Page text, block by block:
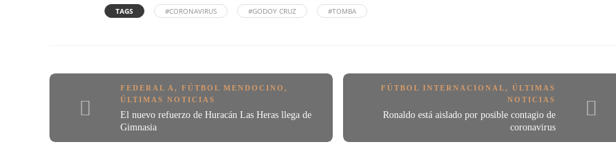
TAGS #CORONAVIRUS #GODOY CRUZ #TOMBA
FEDERAL A,FÚTBOL MENDOCINO,
ÚLTIMAS NOTICIAS
El nuevo refuerzo de Huracán Las Heras llega de
Gimnasia
FÚTBOL INTERNACIONAL,ÚLTIMAS
NOTICIAS
Ronaldo está aislado por posible contagio de
coronavirus